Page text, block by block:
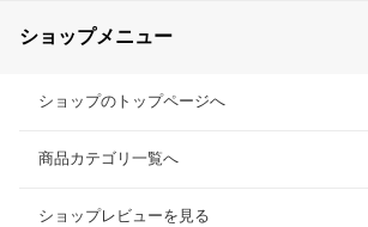
ショップメニュー
ショップのトップページへ
商品カテゴリ一覧へ
ショップレビューを見る